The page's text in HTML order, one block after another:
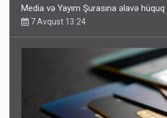
Media və Yayım Şurasına əlavə
7 Avqust 13:24